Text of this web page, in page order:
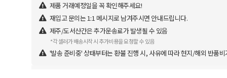
제품 거래예정일을 꼭 확인해주세요!
재입고 문의는 1:1 메시지로 남겨주시면 안내드립니다.
제주/도서산간은 추가운송료가 발생될 수 있음
*각 셀러가 배송시작 시 추가비용을 요청할 수 있음
'발송 준비중' 상태부터는 환불 진행 시, 사유에 따라 현지/해외 반품